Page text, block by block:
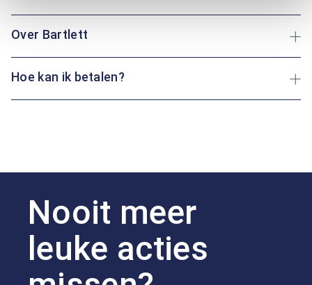
Over Bartlett
Hoe kan ik betalen?
Nooit meer
leuke acties